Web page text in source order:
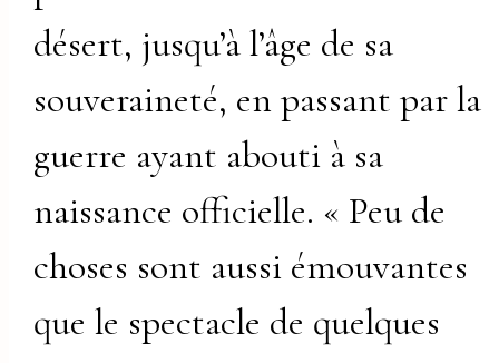
désert, jusqu’à l’âge de sa
souveraineté, en passant par la
guerre ayant abouti à sa
naissance officielle. « Peu de
choses sont aussi émouvantes
que le spectacle de quelques